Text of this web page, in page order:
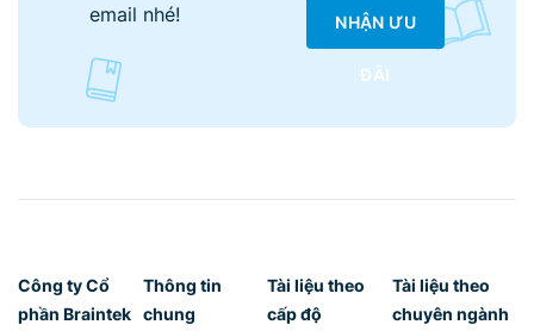
email nhé!
NHẬN ƯU
ĐÃI
Công ty Cổ
phần Braintek
Thông tin
chung
Tài liệu theo
cấp độ
Tài liệu theo
chuyên ngành